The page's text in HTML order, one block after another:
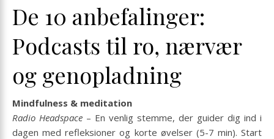
De 10 anbefalinger:
Podcasts til ro, nærvær
og genopladning
Mindfulness & meditation
Radio Headspace – En venlig stemme, der guider dig ind i
dagen med refleksioner og korte øvelser (5-7 min). Start